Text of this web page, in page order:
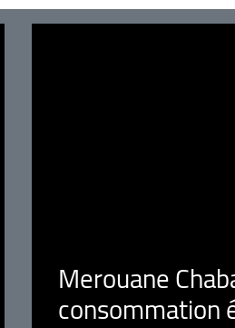
Merouane
consommation